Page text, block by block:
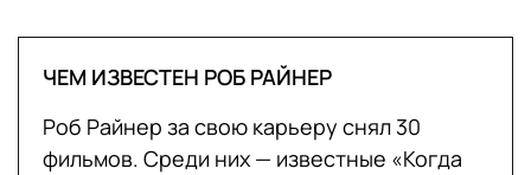
ЧЕМ ИЗВЕСТЕН РОБ РАЙНЕР
Роб Райнер за свою карьеру снял 30
фильмов. Среди них — известные «Когда